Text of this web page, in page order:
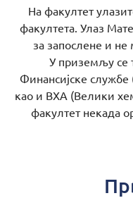
На факултет
факултета. Улаз
за запослене и не
У приземљу се
Финансијске службе
као и ВХА (Велики
факултет некада